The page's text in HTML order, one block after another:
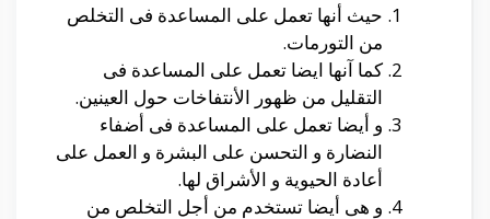
حيث أنها تعمل على المساعدة فى التخلص
من التورمات.
كما آنها ايضا تعمل على المساعدة فى
التقليل من ظهور الأنتفاخات حول العينين.
و أيضا تعمل على المساعدة فى أضفاء
النضارة و التحسن على البشرة و العمل على
أعادة الحيوية و الأشراق لها.
و هى أيضا تستخدم من أجل التخلص من